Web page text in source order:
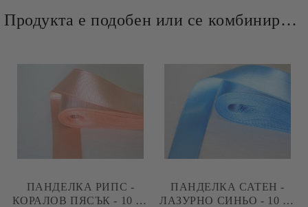
Продукта е подобен или се комбинира добре и със следните продукти :
ПАНДЕЛКА РИПС -
КОРАЛОВ ПЯСЪК - 10 М.
ПАНДЕЛКА САТЕН -
ЛАЗУРНО СИНЬО - 10 М.